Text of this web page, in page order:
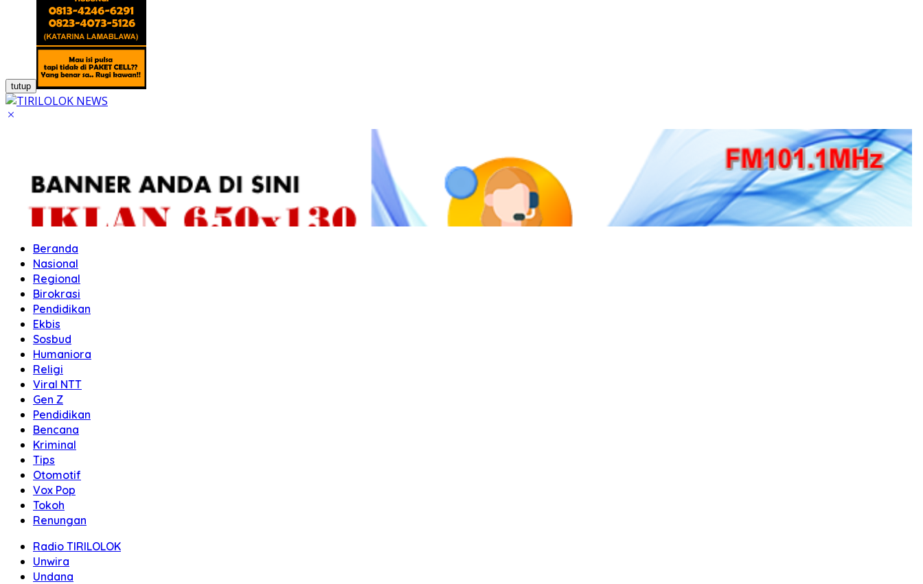
tutup
Beranda
Nasional
Regional
Birokrasi
Pendidikan
Ekbis
Sosbud
Humaniora
Religi
Viral NTT
Gen Z
Pendidikan
Bencana
Kriminal
Tips
Otomotif
Vox Pop
Tokoh
Renungan
Radio TIRILOLOK
Unwira
Undana